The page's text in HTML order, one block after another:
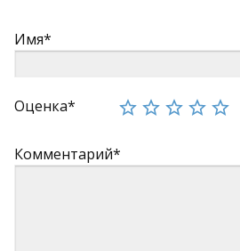
Имя*
Оценка*
Комментарий*